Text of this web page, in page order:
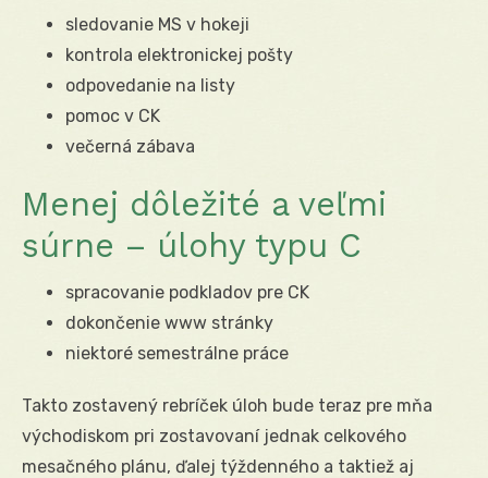
sledovanie MS v hokeji
kontrola elektronickej pošty
odpovedanie na listy
pomoc v CK
večerná zábava
Menej dôležité a veľmi
súrne – úlohy typu C
spracovanie podkladov pre CK
dokončenie www stránky
niektoré semestrálne práce
Takto zostavený rebríček úloh bude teraz pre mňa
východiskom pri zostavovaní jednak celkového
mesačného plánu, ďalej týždenného a taktiež aj